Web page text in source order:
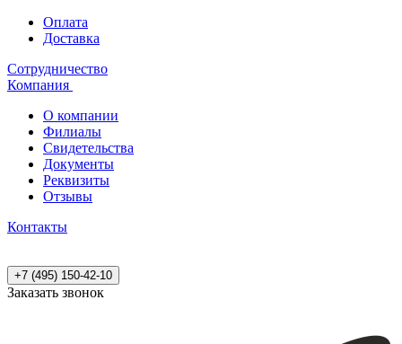
Оплата
Доставка
Сотрудничество
Компания
О компании
Филиалы
Свидетельства
Документы
Реквизиты
Отзывы
Контакты
+7 (495) 150-42-10
Заказать звонок